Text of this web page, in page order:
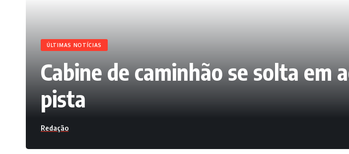
ÚLTIMAS NOTÍCIAS
Cabine de caminhão se solta em
pista
Redação